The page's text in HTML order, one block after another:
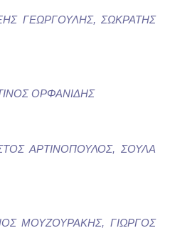
ΓΕΩΡΓΟΥΛΗΣ, ΣΩΚΡΑΤΗΣ
ΟΡΦΑΝΙΔΗΣ
ΑΡΤΙΝΟΠΟΥΛΟΣ, ΣΟΥΛΑ
ΜΟΥΖΟΥΡΑΚΗΣ, ΓΙΩΡΓΟΣ